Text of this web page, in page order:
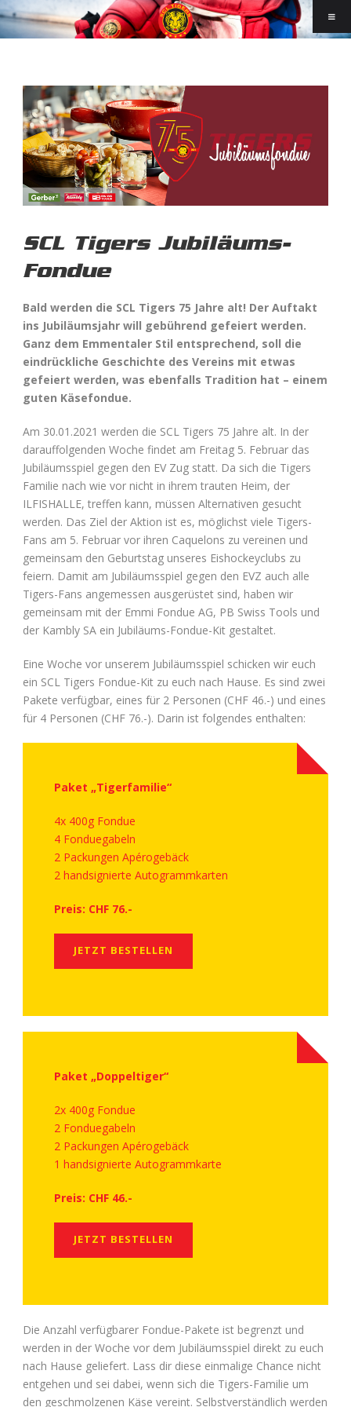
SCL Tigers Jubiläums-
Fondue
Bald werden die SCL Tigers 75 Jahre alt! Der Auftakt
ins Jubiläumsjahr will gebührend gefeiert werden.
Ganz dem Emmentaler Stil entsprechend, soll die
eindrückliche Geschichte des Vereins mit etwas
gefeiert werden, was ebenfalls Tradition hat – einem
guten Käsefondue.
Am 30.01.2021 werden die SCL Tigers 75 Jahre alt. In der
darauffolgenden Woche findet am Freitag 5. Februar das
Jubiläumsspiel gegen den EV Zug statt. Da sich die Tigers
Familie nach wie vor nicht in ihrem trauten Heim, der
ILFISHALLE, treffen kann, müssen Alternativen gesucht
werden. Das Ziel der Aktion ist es, möglichst viele Tigers-
Fans am 5. Februar vor ihren Caquelons zu vereinen und
gemeinsam den Geburtstag unseres Eishockeyclubs zu
feiern. Damit am Jubiläumsspiel gegen den EVZ auch alle
Tigers-Fans angemessen ausgerüstet sind, haben wir
gemeinsam mit der Emmi Fondue AG, PB Swiss Tools und
der Kambly SA ein Jubiläums-Fondue-Kit gestaltet.
Eine Woche vor unserem Jubiläumsspiel schicken wir euch
ein SCL Tigers Fondue-Kit zu euch nach Hause. Es sind zwei
Pakete verfügbar, eines für 2 Personen (CHF 46.-) und eines
für 4 Personen (CHF 76.-). Darin ist folgendes enthalten:
Paket „Tigerfamilie“
4x 400g Fondue
4 Fonduegabeln
2 Packungen Apérogebäck
2 handsignierte Autogrammkarten
Preis: CHF 76.-
JETZT BESTELLEN
Paket „Doppeltiger“
2x 400g Fondue
2 Fonduegabeln
2 Packungen Apérogebäck
1 handsignierte Autogrammkarte
Preis: CHF 46.-
JETZT BESTELLEN
Die Anzahl verfügbarer Fondue-Pakete ist begrenzt und
werden in der Woche vor dem Jubiläumsspiel direkt zu euch
nach Hause geliefert. Lass dir diese einmalige Chance nicht
entgehen und sei dabei, wenn sich die Tigers-Familie um
den geschmolzenen Käse vereint. Selbstverständlich werden